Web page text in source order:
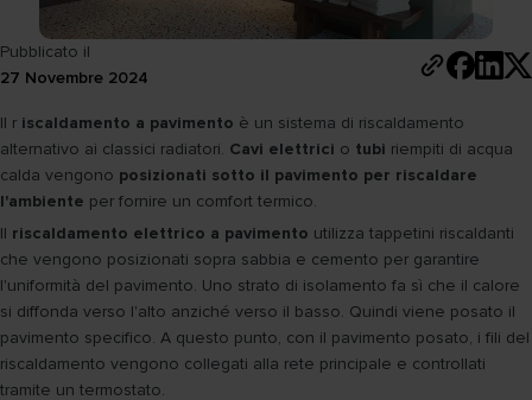
Pubblicato il
27 Novembre 2024
Il r iscaldamento a pavimento è un sistema di riscaldamento
alternativo ai classici radiatori. Cavi elettrici o tubi riempiti di acqua
calda vengono posizionati sotto il pavimento per riscaldare
l'ambiente per fornire un comfort termico.
Il riscaldamento elettrico a pavimento utilizza tappetini riscaldanti
che vengono posizionati sopra sabbia e cemento per garantire
l'uniformità del pavimento. Uno strato di isolamento fa sì che il calore
si diffonda verso l'alto anziché verso il basso. Quindi viene posato il
pavimento specifico. A questo punto, con il pavimento posato, i fili del
riscaldamento vengono collegati alla rete principale e controllati
tramite un termostato.